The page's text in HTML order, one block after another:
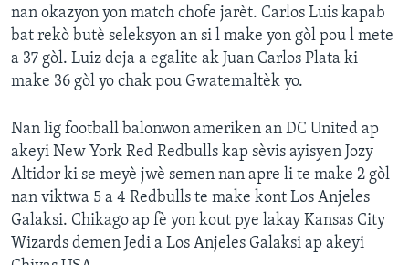
nan okazyon yon match chofe jarèt. Carlos Luis kapab
bat rekò butè seleksyon an si l make yon gòl pou l mete
a 37 gòl. Luiz deja a egalite ak Juan Carlos Plata ki
make 36 gòl yo chak pou Gwatemaltèk yo.
Nan lig football balonwon ameriken an DC United ap
akeyi New York Red Redbulls kap sèvis ayisyen Jozy
Altidor ki se meyè jwè semen nan apre li te make 2 gòl
nan viktwa 5 a 4 Redbulls te make kont Los Anjeles
Galaksi. Chikago ap fè yon kout pye lakay Kansas City
Wizards demen Jedi a Los Anjeles Galaksi ap akeyi